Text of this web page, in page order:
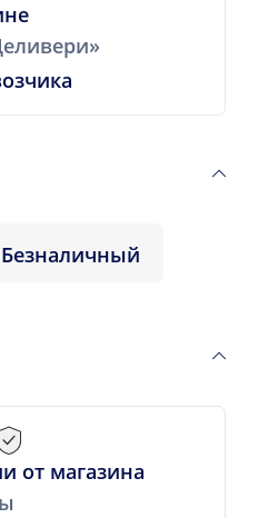
Безналичный
от магазина